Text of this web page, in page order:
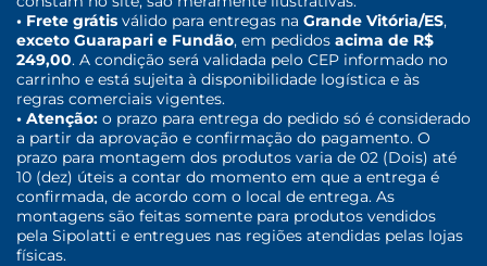
• Frete grátis válido para entregas na Grande Vitória/ES,
exceto Guarapari e Fundão, em pedidos acima de R$
249,00. A condição será validada pelo CEP informado no
carrinho e está sujeita à disponibilidade logística e às
regras comerciais vigentes.
• Atenção: o prazo para entrega do pedido só é considerado
a partir da aprovação e confirmação do pagamento. O
prazo para montagem dos produtos varia de 02 (Dois) até
10 (dez) úteis a contar do momento em que a entrega é
confirmada, de acordo com o local de entrega. As
montagens são feitas somente para produtos vendidos
pela Sipolatti e entregues nas regiões atendidas pelas lojas
físicas.